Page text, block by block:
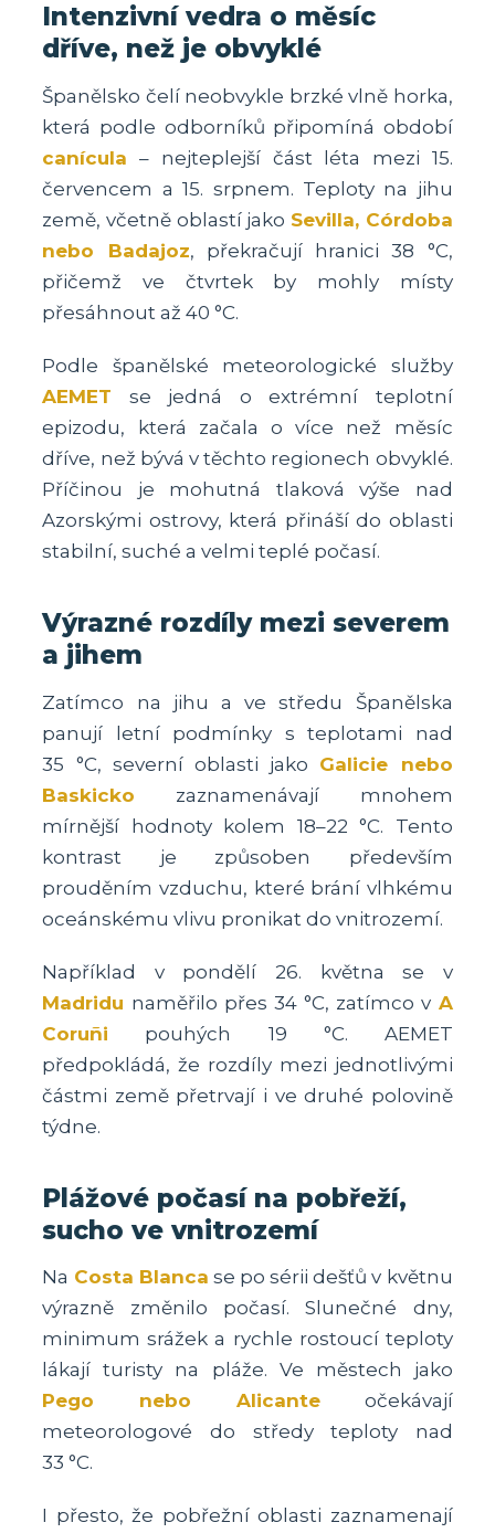
Intenzivní vedra o měsíc
dříve, než je obvyklé
Španělsko čelí neobvykle brzké vlně horka,
která podle odborníků připomíná období
canícula – nejteplejší část léta mezi 15.
červencem a 15. srpnem. Teploty na jihu
země, včetně oblastí jako Sevilla, Córdoba
nebo Badajoz, překračují hranici 38 °C,
přičemž ve čtvrtek by mohly místy
přesáhnout až 40 °C.
Podle španělské meteorologické služby
AEMET se jedná o extrémní teplotní
epizodu, která začala o více než měsíc
dříve, než bývá v těchto regionech obvyklé.
Příčinou je mohutná tlaková výše nad
Azorskými ostrovy, která přináší do oblasti
stabilní, suché a velmi teplé počasí.
Výrazné rozdíly mezi severem
a jihem
Zatímco na jihu a ve středu Španělska
panují letní podmínky s teplotami nad
35 °C, severní oblasti jako Galicie nebo
Baskicko zaznamenávají mnohem
mírnější hodnoty kolem 18–22 °C. Tento
kontrast je způsoben především
prouděním vzduchu, které brání vlhkému
oceánskému vlivu pronikat do vnitrozemí.
Například v pondělí 26. května se v
Madridu naměřilo přes 34 °C, zatímco v A
Coruñi pouhých 19 °C. AEMET
předpokládá, že rozdíly mezi jednotlivými
částmi země přetrvají i ve druhé polovině
týdne.
Plážové počasí na pobřeží,
sucho ve vnitrozemí
Na Costa Blanca se po sérii dešťů v květnu
výrazně změnilo počasí. Slunečné dny,
minimum srážek a rychle rostoucí teploty
lákají turisty na pláže. Ve městech jako
Pego nebo Alicanteočekávají
meteorologové do středy teploty nad
33 °C.
I přesto, že pobřežní oblasti zaznamenají